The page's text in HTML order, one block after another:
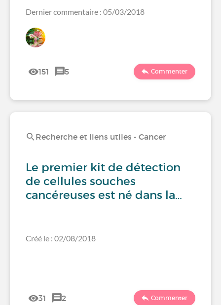
Dernier commentaire : 05/03/2018
151 5 Commenter
Recherche et liens utiles - Cancer
Le premier kit de détection
de cellules souches
cancéreuses est né dans la…
Créé le : 02/08/2018
31 2 Commenter